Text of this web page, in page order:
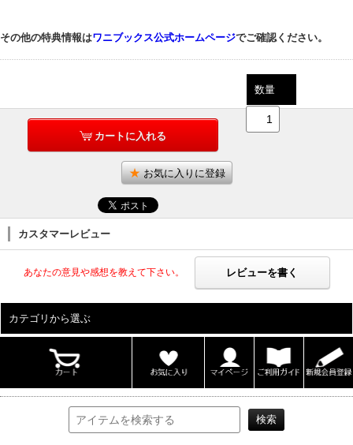
その他の特典情報はワニブックス公式ホームページでご確認ください。
数量
カートに入れる
お気に入りに登録
カスタマーレビュー
あなたの意見や感想を教えて下さい。 レビューを書く
カテゴリから選ぶ
女性写真集